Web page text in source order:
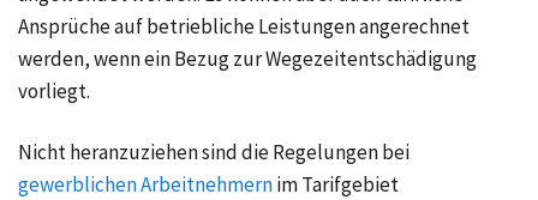
Ansprüche auf betriebliche Leistungen angerechnet
werden, wenn ein Bezug zur Wegezeitentschädigung
vorliegt.
Nicht heranzuziehen sind die Regelungen bei
gewerblichen Arbeitnehmernim Tarifgebiet